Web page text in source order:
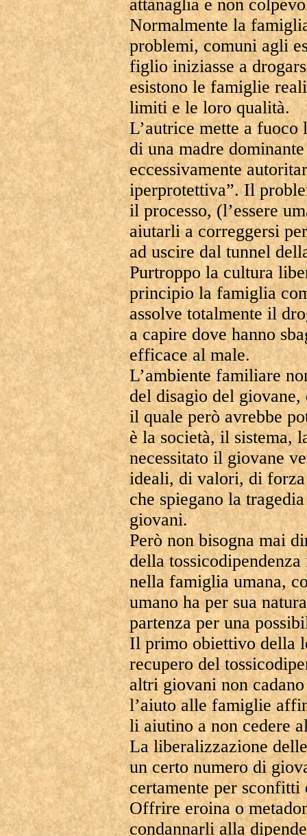
attanaglia e non
Normalmente la
problemi, comuni agli
figlio iniziasse a
esistono le famiglie
limiti e le loro qualità.
L’autrice mette a fuoco
di una madre
eccessivamente
iperprotettiva”. Il
il processo, (l’essere
aiutarli a correggersi
ad uscire dal tunnel
Purtroppo la cultura
principio la famiglia
assolve totalmente il
a capire dove hanno
efficace al male.
L’ambiente familiare
del disagio del
il quale però avrebbe
è la società, il sistema,
necessitato il giovane
ideali, di valori, di forza
che spiegano la
giovani.
Però non bisogna mai
della
nella famiglia umana,
umano ha per sua
partenza per una
Il primo obiettivo della
recupero del
altri giovani non
l’aiuto alle famiglie
li aiutino a non cedere
La liberalizzazione
un certo numero di
certamente per
Offrire eroina o
condannarli alla